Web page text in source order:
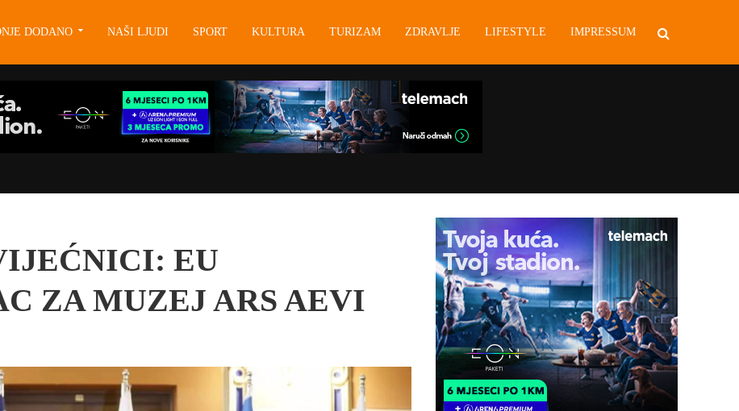
DODANO NAŠI LJUDI SPORT KULTURA TURIZAM ZDRAVLJE LIFESTYLE IMPRESSUM
EU
ZA MUZEJ ARS AEVI